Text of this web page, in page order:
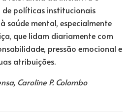
políticas institucionais
saúde mental, especialmente
que lidam diariamente com
pressão emocional e
atribuições.
Caroline P. Colombo